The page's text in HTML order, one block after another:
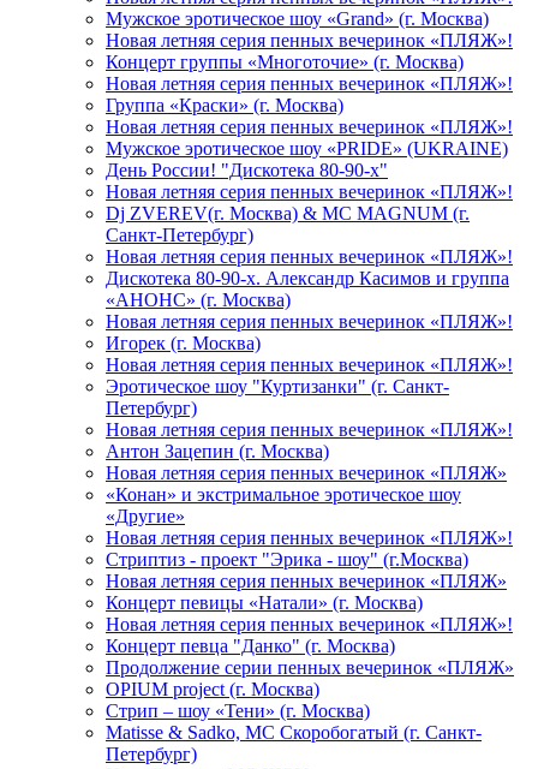
Мужское эротическое шоу «Grand» (г. Москва)
Новая летняя серия пенных вечеринок «ПЛЯЖ»!
Концерт группы «Многоточие» (г. Москва)
Новая летняя серия пенных вечеринок «ПЛЯЖ»!
Группа «Краски» (г. Москва)
Новая летняя серия пенных вечеринок «ПЛЯЖ»!
Мужское эротическое шоу «PRIDE» (UKRAINE)
День России! "Дискотека 80-90-х"
Новая летняя серия пенных вечеринок «ПЛЯЖ»!
Dj ZVEREV(г. Москва) & MC MAGNUM (г.
Санкт-Петербург)
Новая летняя серия пенных вечеринок «ПЛЯЖ»!
Дискотека 80-90-х. Александр Касимов и группа
«АНОНС» (г. Москва)
Новая летняя серия пенных вечеринок «ПЛЯЖ»!
Игорек (г. Москва)
Новая летняя серия пенных вечеринок «ПЛЯЖ»!
Эротическое шоу "Куртизанки" (г. Санкт-
Петербург)
Новая летняя серия пенных вечеринок «ПЛЯЖ»!
Антон Зацепин (г. Москва)
Новая летняя серия пенных вечеринок «ПЛЯЖ»
«Конан» и экстримальное эротическое шоу
«Другие»
Новая летняя серия пенных вечеринок «ПЛЯЖ»!
Стриптиз - проект "Эрика - шоу" (г.Москва)
Новая летняя серия пенных вечеринок «ПЛЯЖ»
Концерт певицы «Натали» (г. Москва)
Новая летняя серия пенных вечеринок «ПЛЯЖ»!
Концерт певца "Данко" (г. Москва)
Продолжение серии пенных вечеринок «ПЛЯЖ»
OPIUM project (г. Москва)
Стрип – шоу «Тени» (г. Москва)
Matissе & Sadko, MC Скоробогатый (г. Санкт-
Петербург)